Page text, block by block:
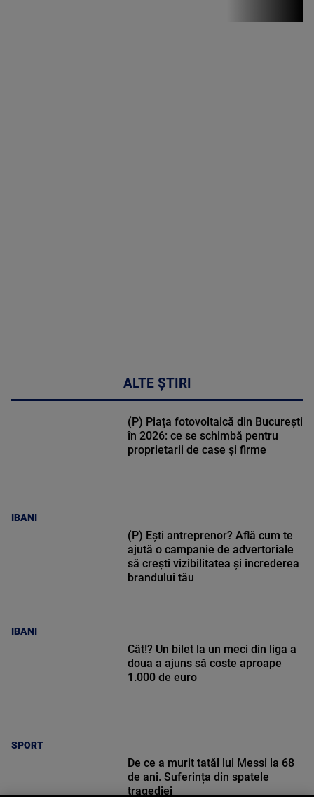
ALTE ȘTIRI
IBANI
(P) Piața fotovoltaică din București
în 2026: ce se schimbă pentru
proprietarii de case și firme
IBANI
(P) Ești antreprenor? Află cum te
ajută o campanie de advertoriale
să crești vizibilitatea și încrederea
brandului tău
SPORT
Cât!? Un bilet la un meci din liga a
doua a ajuns să coste aproape
1.000 de euro
De ce a murit tatăl lui Messi la 68
de ani. Suferința din spatele
tragediei